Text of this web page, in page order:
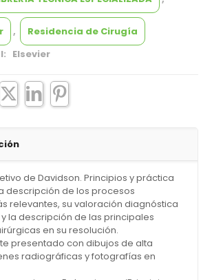
,
Residencia de Cirugía
Elsevier
de Davidson. Principios y práctica
descripción de los procesos
relevantes, su valoración diagnóstica
la descripción de las principales
en su resolución.
presentado con dibujos de alta
radiográficas y fotografías en